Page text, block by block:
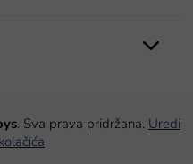
. Sva prava pridržana. Uredi